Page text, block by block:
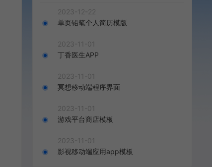
2023-12-22
单页铅笔个人简历模版
2023-11-01
丁香医生APP
2023-11-01
冥想移动端程序界面
2023-11-01
游戏平台商店模板
2023-11-01
影视移动端应用app模板